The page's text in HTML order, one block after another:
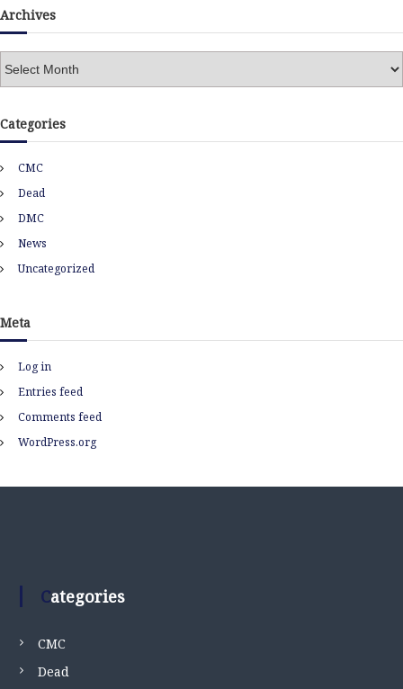
Archives
h
e
s
Categories
CMC
Dead
DMC
News
Uncategorized
Meta
Log in
Entries feed
Comments feed
WordPress.org
Categories
CMC
Dead